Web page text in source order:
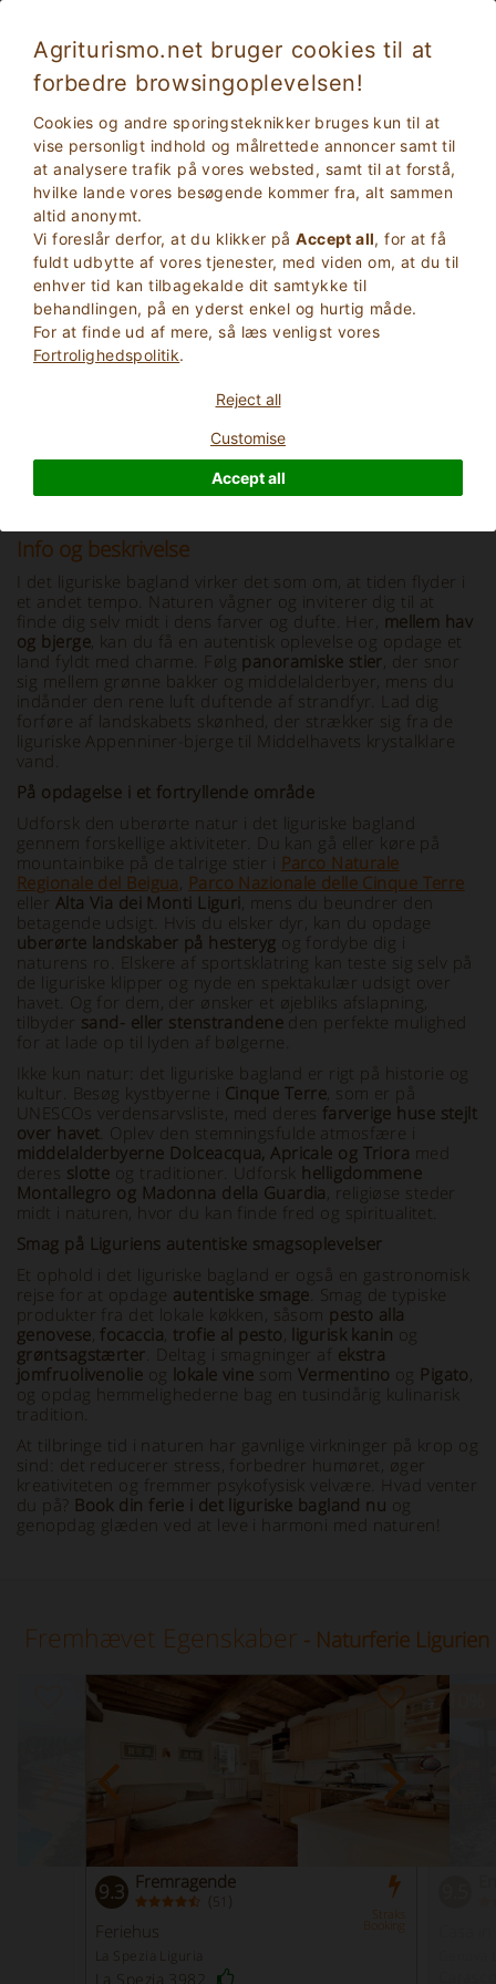
Agriturismo.net bruger cookies til at
forbedre browsingoplevelsen!
Cookies og andre sporingsteknikker bruges kun til at
vise personligt indhold og målrettede annoncer samt til
at analysere trafik på vores websted, samt til at forstå,
hvilke lande vores besøgende kommer fra, alt sammen
altid anonymt.
Vi foreslår derfor, at du klikker påAccept all, for at få
fuldt udbytte af vores tjenester, med viden om, at du til
enhver tid kan tilbagekalde dit samtykke til
behandlingen, på en yderst enkel og hurtig måde.
For at finde ud af mere, så læs venligst vores
Fortrolighedspolitik.
Reject all
Customise
Accept all
Ophold i naturen i Ligurien: mellem hav og
bjerge
2Voksne
Info og beskrivelse
I det liguriske bagland virker det som om, at tiden flyder i
et andet tempo. Naturen vågner og inviterer dig til at
finde dig selv midt i dens farver og dufte. Her, mellem hav
og bjerge, kan du få en autentisk oplevelse og opdage et
land fyldt med charme. Følg panoramiske stier, der snor
sig mellem grønne bakker og middelalderbyer, mens du
indånder den rene luft duftende af strandfyr. Lad dig
forføre af landskabets skønhed, der strækker sig fra de
liguriske Appenniner-bjerge til Middelhavets krystalklare
vand.
På opdagelse i et fortryllende område
Udforsk den uberørte natur i det liguriske bagland
gennem forskellige aktiviteter. Du kan gå eller køre på
mountainbike på de talrige stier i Parco Naturale
Regionale del Beigua, Parco Nazionale delle Cinque Terre
eller Alta Via dei Monti Liguri, mens du beundrer den
betagende udsigt. Hvis du elsker dyr, kan du opdage
uberørte landskaber på hesteryg og fordybe dig i
naturens ro. Elskere af sportsklatring kan teste sig selv på
de liguriske klipper og nyde en spektakulær udsigt over
havet. Og for dem, der ønsker et øjebliks afslapning,
tilbyder sand- eller stenstrandene den perfekte mulighed
for at lade op til lyden af bølgerne.
Ikke kun natur: det liguriske bagland er rigt på historie og
kultur. Besøg kystbyerne i Cinque Terre, som er på
UNESCOs verdensarvsliste, med deres farverige huse stejlt
over havet. Oplev den stemningsfulde atmosfære i
middelalderbyerne Dolceacqua, Apricale og Triora med
deres slotte og traditioner. Udforsk helligdommene
Montallegro og Madonna della Guardia, religiøse steder
midt i naturen, hvor du kan finde fred og spiritualitet.
Smag på Liguriens autentiske smagsoplevelser
Et ophold i det liguriske bagland er også en gastronomisk
rejse for at opdage autentiske smage. Smag de typiske
produkter fra det lokale køkken, såsom pesto alla
genovese, focaccia, trofie al pesto, ligurisk kanin og
grøntsagstærter. Deltag i smagninger af ekstra
jomfruolivenolie og lokale vine som Vermentino og Pigato,
og opdag hemmelighederne bag en tusindårig kulinarisk
tradition.
At tilbringe tid i naturen har gavnlige virkninger på krop og
sind: det reducerer stress, forbedrer humøret, øger
kreativiteten og fremmer psykofysisk velvære. Hvad venter
du på? Book din ferie i det liguriske bagland nu og
genopdag glæden ved at leve i harmoni med naturen!
Fremhævet Egenskaber - Naturferie Ligurien
9.3 Fremragende
( )
Straks
Booking
Feriehus
La Spezia Liguria
La Spezia 3982
-10